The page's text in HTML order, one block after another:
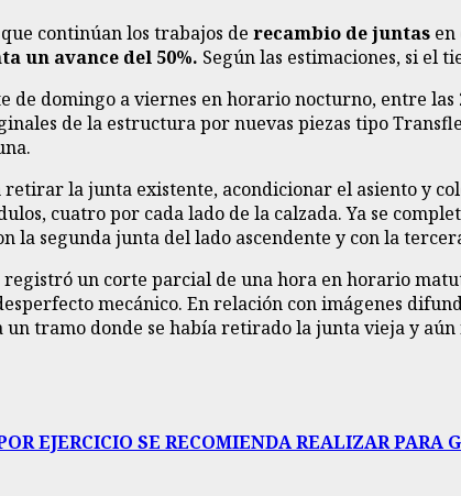
continúan los trabajos de recambio de juntas en
un avance del 50%. Según las estimaciones, si el
de domingo a viernes en horario nocturno, entre
de la estructura por nuevas piezas tipo
la junta existente, acondicionar el asiento y
cuatro por cada lado de la calzada. Ya se
la segunda junta del lado ascendente y con la
registró un corte parcial de una hora en horario
mecánico. En relación con imágenes
tramo donde se había retirado la junta vieja y
EJERCICIO SE RECOMIENDA REALIZAR PARA